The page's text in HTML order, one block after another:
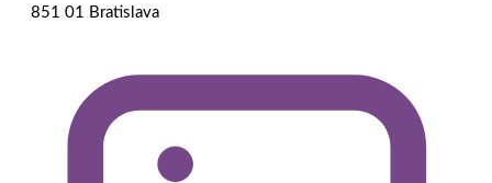
851 01 Bratislava